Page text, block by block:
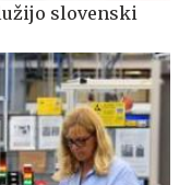
slovenski